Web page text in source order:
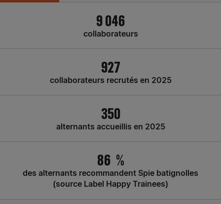
9 046
collaborateurs
927
collaborateurs recrutés en 2025
350
alternants accueillis en 2025
86 %
des alternants recommandent Spie batignolles
(source Label Happy Trainees)